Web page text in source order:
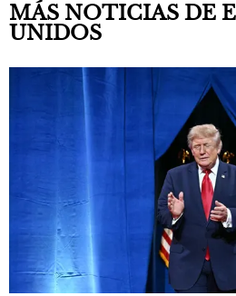
MÁS NOTICIAS DE
UNIDOS